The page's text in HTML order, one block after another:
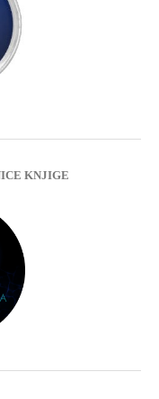
KNJIGE